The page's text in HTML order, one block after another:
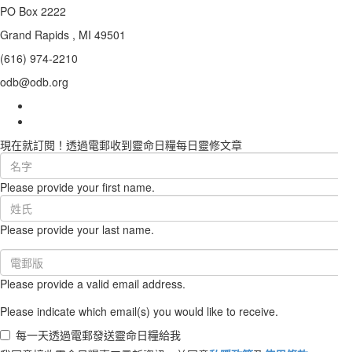
PO Box 2222
Grand Rapids , MI 49501
(616) 974-2210
odb@odb.org
現在就訂閱！透過電郵收到靈命日糧每日靈修文章
First
Name
(required)
Please provide your first name.
Last
Name
(required)
Please provide your last name.
Email
(required)
Please provide a valid email address.
Please indicate which email(s) you would like to receive.
每一天透過電郵發送靈命日糧給我